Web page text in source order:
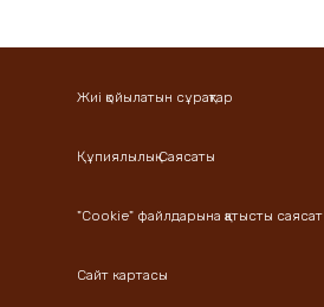
Жиі қойылатын сұрақтар
Құпиялылық Саясаты
"Cookie" файлдарына қатысты саясат
Сайт картасы